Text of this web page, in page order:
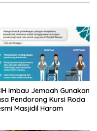
Imbau Jemaah Gunakan
Pendorong Kursi Roda
Masjidil Haram